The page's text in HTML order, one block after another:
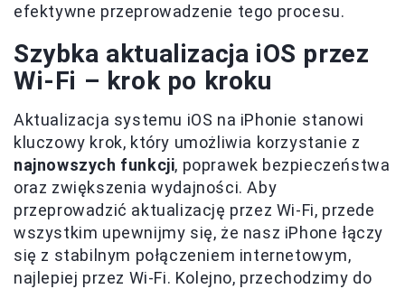
efektywne przeprowadzenie tego procesu.
Szybka aktualizacja iOS przez
Wi-Fi – krok po kroku
Aktualizacja systemu iOS na iPhonie stanowi
kluczowy krok, który umożliwia korzystanie z
najnowszych funkcji, poprawek bezpieczeństwa
oraz zwiększenia wydajności. Aby
przeprowadzić aktualizację przez Wi-Fi, przede
wszystkim upewnijmy się, że nasz iPhone łączy
się z stabilnym połączeniem internetowym,
najlepiej przez Wi-Fi. Kolejno, przechodzimy do